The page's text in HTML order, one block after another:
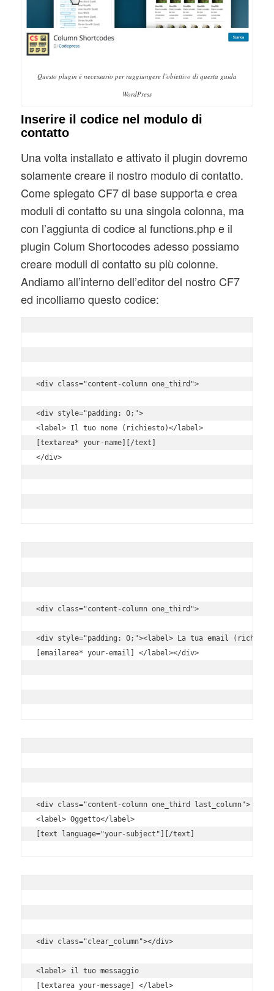
Questo plugin è necessario per raggiungere l’obiettivo di questa guida
WordPress
Inserire il codice nel modulo di
contatto
Una volta installato e attivato il plugin dovremo
solamente creare il nostro modulo di contatto.
Come spiegato CF7 di base supporta e crea
moduli di contatto su una singola colonna, ma
con l’aggiunta di codice al functions.php e il
plugin Colum Shortocodes adesso possiamo
creare moduli di contatto su più colonne.
Andiamo all’interno dell’editor del nostro CF7
ed incolliamo questo codice:
<div class="content-column one_third">
<div style="padding: 0;">
<label> Il tuo nome (richiesto)</label>
[textarea* your-name][/text]
</div>
<div class="content-column one_third">
<div style="padding: 0;"><label> La tua email
[emailarea* your-email] </label></div>
<div class="content-column one_third last_column">
<label> Oggetto</label>
<div class="clear_column"></div>
<label> il tuo messaggio
[textarea your-message] </label>